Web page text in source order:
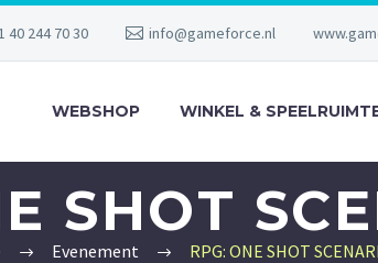
40 244 70 30 info@gameforce.nl
WEBSHOP WINKEL &
SHOT
Evenement RPG: ONE SHOT